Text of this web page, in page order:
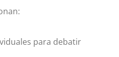
para debatir